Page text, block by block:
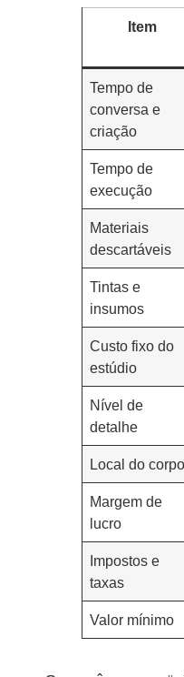
Item
Tempo de
conversa e
criação
Tempo de
execução
Materiais
descartáveis
Tintas e
insumos
Custo fixo do
estúdio
Nível de
detalhe
Local do corpo
Margem de
lucro
Impostos e
taxas
Valor mínimo